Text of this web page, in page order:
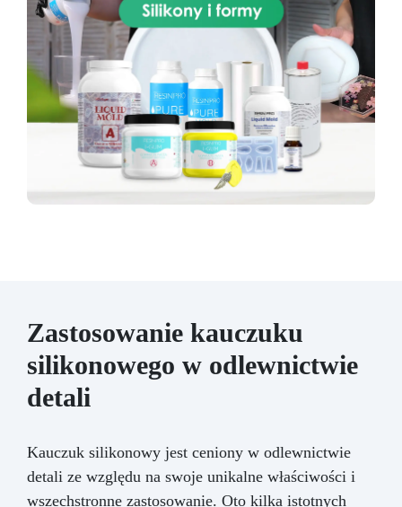
gips, cement, wosk, mydło i inne materiały
stałe. Ograniczenia: Nie nadaje się do form
narażonych na temperatury powyżej +250 °C
oraz na agresywne chemikalia niekompatybilne
z silikonem.
Zastosowanie kauczuku
silikonowego w odlewnictwie
detali
Kauczuk silikonowy jest ceniony w odlewnictwie
detali ze względu na swoje unikalne właściwości i
wszechstronne zastosowanie. Oto kilka istotnych